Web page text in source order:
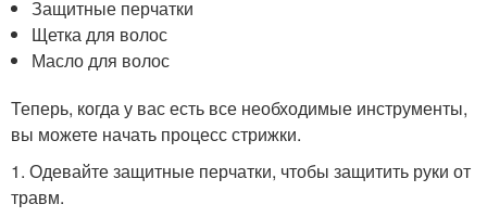
Защитные перчатки
Щетка для волос
Масло для волос
Теперь, когда у вас есть все необходимые инструменты,
вы можете начать процесс стрижки.
1. Одевайте защитные перчатки, чтобы защитить руки от
травм.